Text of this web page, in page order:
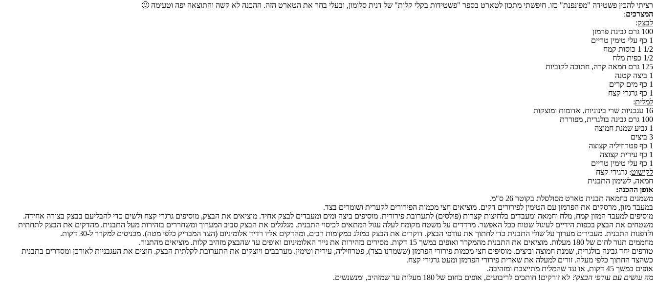
רציתי להכין פשטידה "מפונפנת" כזו. חיפשתי מתכון לטארט בספר "פשטידות בקלי קלות" של דנית סלומון, ובעלי בחר את הטארט הזה. ההכנה לא קשה והתוצאה יפה וטעימה 🙂
המצרכים:
לבצק:
100 גרם גבינת פרמזן
1 כף עלי טימין טריים
1/2 1 כוסות קמח
1/2 כפית מלח
125 גרם חמאה קרה, חתוכה לקוביות
1 ביצה קטנה
1 כף מים קרים
1 כף גרגרי קצח
למלית:
16 עגבניות שרי בינוניות, אדומות ומוצקות
100 גרם גבינה בולגרית, מפוררת
1 גביע שמנת חמוצה
3 ביצים
1 כף פטרוזיליה קצוצה
1 כף עירית קצוצה
1 כף עלי טימין טריים
לקישוט: גרגירי קצח
חמאה, לשימון התבנית
אופן ההכנה:
משמנים בחמאה תבנית טארט מסולסלת בקוטר 26 ס"מ.
במעבד מזון, מרסקים את הפרמזן עם הטימין לפירורים דקים. מוציאים חצי מכמות הפירורים לקערית ושומרים בצד.
מוסיפים למעבד המזון קמח, מלח וחמאה ומעבדים בלחיצות קצרות (פולסים) לתערובת פירורית. מוסיפים ביצה ומים ומעבדים לבצק אחיד. מוציאים את הבצק, מוסיפים גרגרי קצח ולשים כדי להבליעם בבצק בצורה אחידה.
משטחים את הבצק בכפות הידיים לעיגול שטוח ככל האפשר. מרדדים על משטח מקומח לעלה עגול המתאים לכיסוי התבנית. מגלגלים את הבצק סביב המערוך ומשחררים בזהירות מעל התבנית. מהדקים את הבצק לתחתית
ולדפנות התבנית. מעבירים מערוך על שולי התבנית כדי לחתוך את עודפי הבצק. דוקרים את הבצק במזלג במקומות רבים, ומהדקים אליו רדיד אלומיניום (הצד המבריק כלפי מטה). מכניסים למקרר ל-30 דקות.
מחממים תנור לחום של 180 מעלות. מוציאים את התבנית מהמקרר ואופים במשך 15 דקות. מסירים בזהירות את נייר האלומיניום ואופים עד שהבצק מזהיב קלות. מוציאים מהתנור.
טורפים יחד גבינה בולגרית, שמנת חמוצה וביצים. מוסיפים חצי מכמות פירורי הפרמזן (ששמרנו בצד), פטרוזיליה, עירית וטימין. מערבבים ויוצקים את התערובת לקלתית הבצק. חוצים את העגבניות לאורכן ומסדרים בתבנית
כשהצד החתוך כלפי מעלה. זורים למעלה את שארית פירורי הפרמזן ומעט גרגירי קצח.
אופים במשך 45 דקות, או עד שהמלית מתייצבת ומזהיבה.
מה עושים עם עודפי הבצק? לא זורקים! חותכים לריבועים, אופים בחום של 180 מעלות עד שמזהיב, ומנשנשים.